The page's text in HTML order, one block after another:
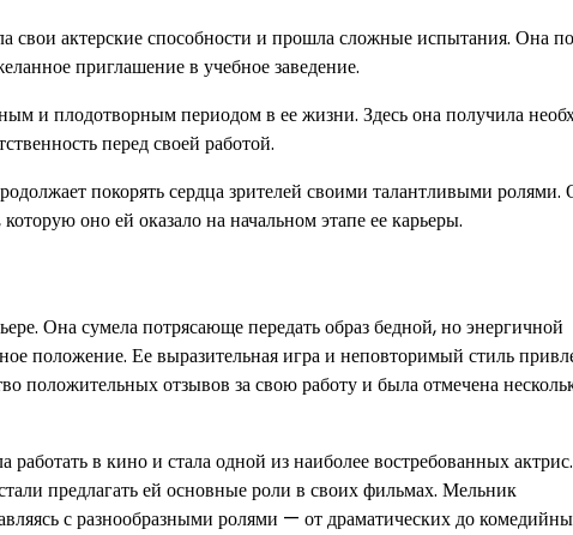
актерские способности и прошла сложные испытания. Она
приглашение в учебное заведение.
и плодотворным периодом в ее жизни. Здесь она получила
перед своей работой.
покорять сердца зрителей своими талантливыми ролями.
оно ей оказало на начальном этапе ее карьеры.
Она сумела потрясающе передать образ бедной, но энергичной
положение. Ее выразительная игра и неповторимый стиль
положительных отзывов за свою работу и была отмечена
в кино и стала одной из наиболее востребованных
предлагать ей основные роли в своих фильмах. Мельник
с разнообразными ролями — от драматических до